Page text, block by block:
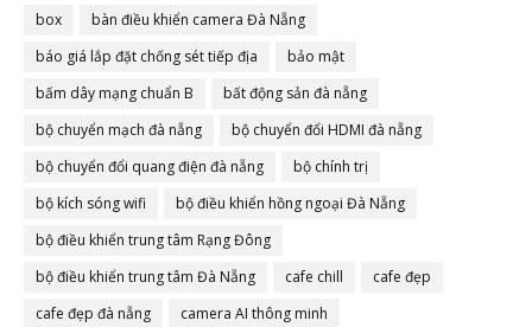
box
bàn điều khiển camera Đà Nẵng
báo giá lắp đặt chống sét tiếp địa
bảo mật
bấm dây mạng chuẩn B
bất động sản đà nẵng
bộ chuyển mạch đà nẵng
bộ chuyển đổi HDMI đà nẵng
bộ chuyển đổi quang điện đà nẵng
bộ chính trị
bộ kích sóng wifi
bộ điều khiển hồng ngoại Đà Nẵng
bộ điều khiển trung tâm Rạng Đông
bộ điều khiển trung tâm Đà Nẵng
cafe chill
cafe đẹp
cafe đẹp đà nẵng
camera AI thông minh